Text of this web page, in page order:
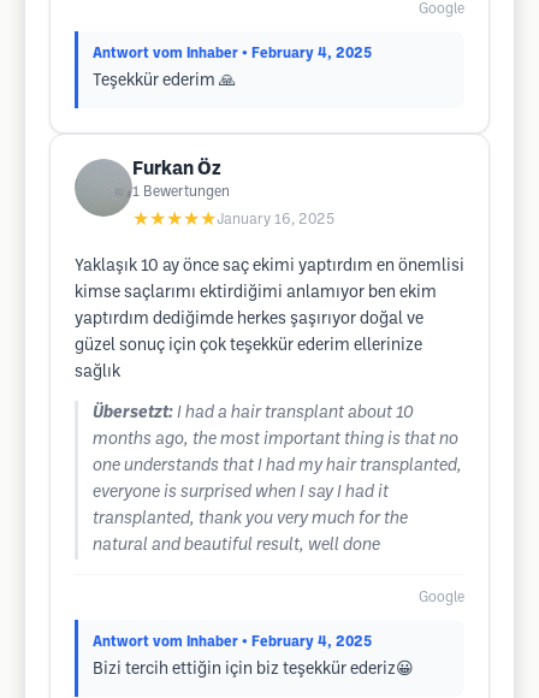
Google
Antwort vom Inhaber • February 4, 2025
Teşekkür ederim 🙏
Furkan Öz
1 Bewertungen
★★★★★January 16, 2025
Yaklaşık 10 ay önce saç ekimi yaptırdım en önemlisi
kimse saçlarımı ektirdiğimi anlamıyor ben ekim
yaptırdım dediğimde herkes şaşırıyor doğal ve
güzel sonuç için çok teşekkür ederim ellerinize
sağlık
Übersetzt: I had a hair transplant about 10
months ago, the most important thing is that no
one understands that I had my hair transplanted,
everyone is surprised when I say I had it
transplanted, thank you very much for the
natural and beautiful result, well done
Google
Antwort vom Inhaber • February 4, 2025
Bizi tercih ettiğin için biz teşekkür ederiz😀